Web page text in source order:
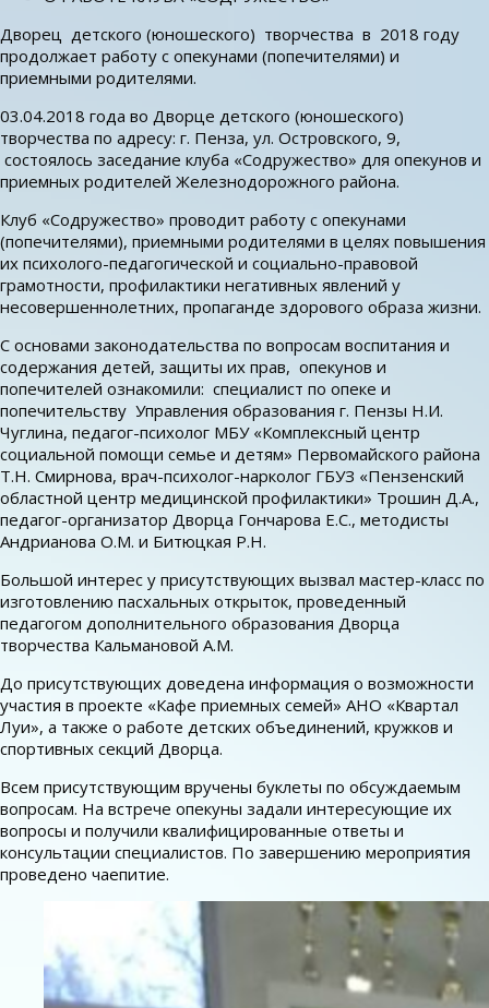
Дворец детского (юношеского) творчества в 2018 году
продолжает работу с опекунами (попечителями) и
приемными родителями.
03.04.2018 года во Дворце детского (юношеского)
творчества по адресу: г. Пенза, ул. Островского, 9,
состоялось заседание клуба «Содружество» для опекунов и
приемных родителей Железнодорожного района.
Клуб «Содружество» проводит работу с опекунами
(попечителями), приемными родителями в целях повышения
их психолого-педагогической и социально-правовой
грамотности, профилактики негативных явлений у
несовершеннолетних, пропаганде здорового образа жизни.
С основами законодательства по вопросам воспитания и
содержания детей, защиты их прав, опекунов и
попечителей ознакомили: специалист по опеке и
попечительству Управления образования г. Пензы Н.И.
Чуглина, педагог-психолог МБУ «Комплексный центр
социальной помощи семье и детям» Первомайского района
Т.Н. Смирнова, врач-психолог-нарколог ГБУЗ «Пензенский
областной центр медицинской профилактики» Трошин Д.А.,
педагог-организатор Дворца Гончарова Е.С., методисты
Андрианова О.М. и Битюцкая Р.Н.
Большой интерес у присутствующих вызвал мастер-класс по
изготовлению пасхальных открыток, проведенный
педагогом дополнительного образования Дворца
творчества Кальмановой А.М.
До присутствующих доведена информация о возможности
участия в проекте «Кафе приемных семей» АНО «Квартал
Луи», а также о работе детских объединений, кружков и
спортивных секций Дворца.
Всем присутствующим вручены буклеты по обсуждаемым
вопросам. На встрече опекуны задали интересующие их
вопросы и получили квалифицированные ответы и
консультации специалистов. По завершению мероприятия
проведено чаепитие.